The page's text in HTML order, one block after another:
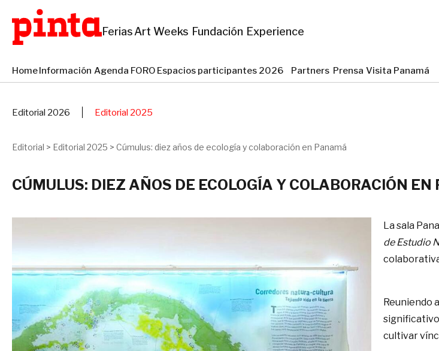
FeriasArt Weeks Fundación Experience
HomeInformación Agenda FORO Espacios participantes 2026 Partners Prensa Visita Panamá
Editorial 2026 Editorial 2025
Editorial > Editorial 2025 > Cúmulus: diez años de ecología y colaboración en Panamá
CÚMULUS: DIEZ AÑOS DE ECOLOGÍA Y COLABORACIÓN
La sala
de Estudio
Reuniendo
cultivar